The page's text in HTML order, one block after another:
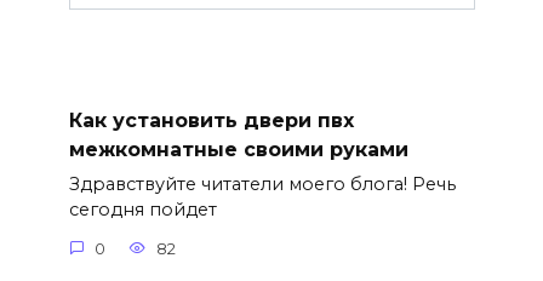
Как установить двери пвх
межкомнатные своими руками
Здравствуйте читатели моего блога! Речь
сегодня пойдет
0 82